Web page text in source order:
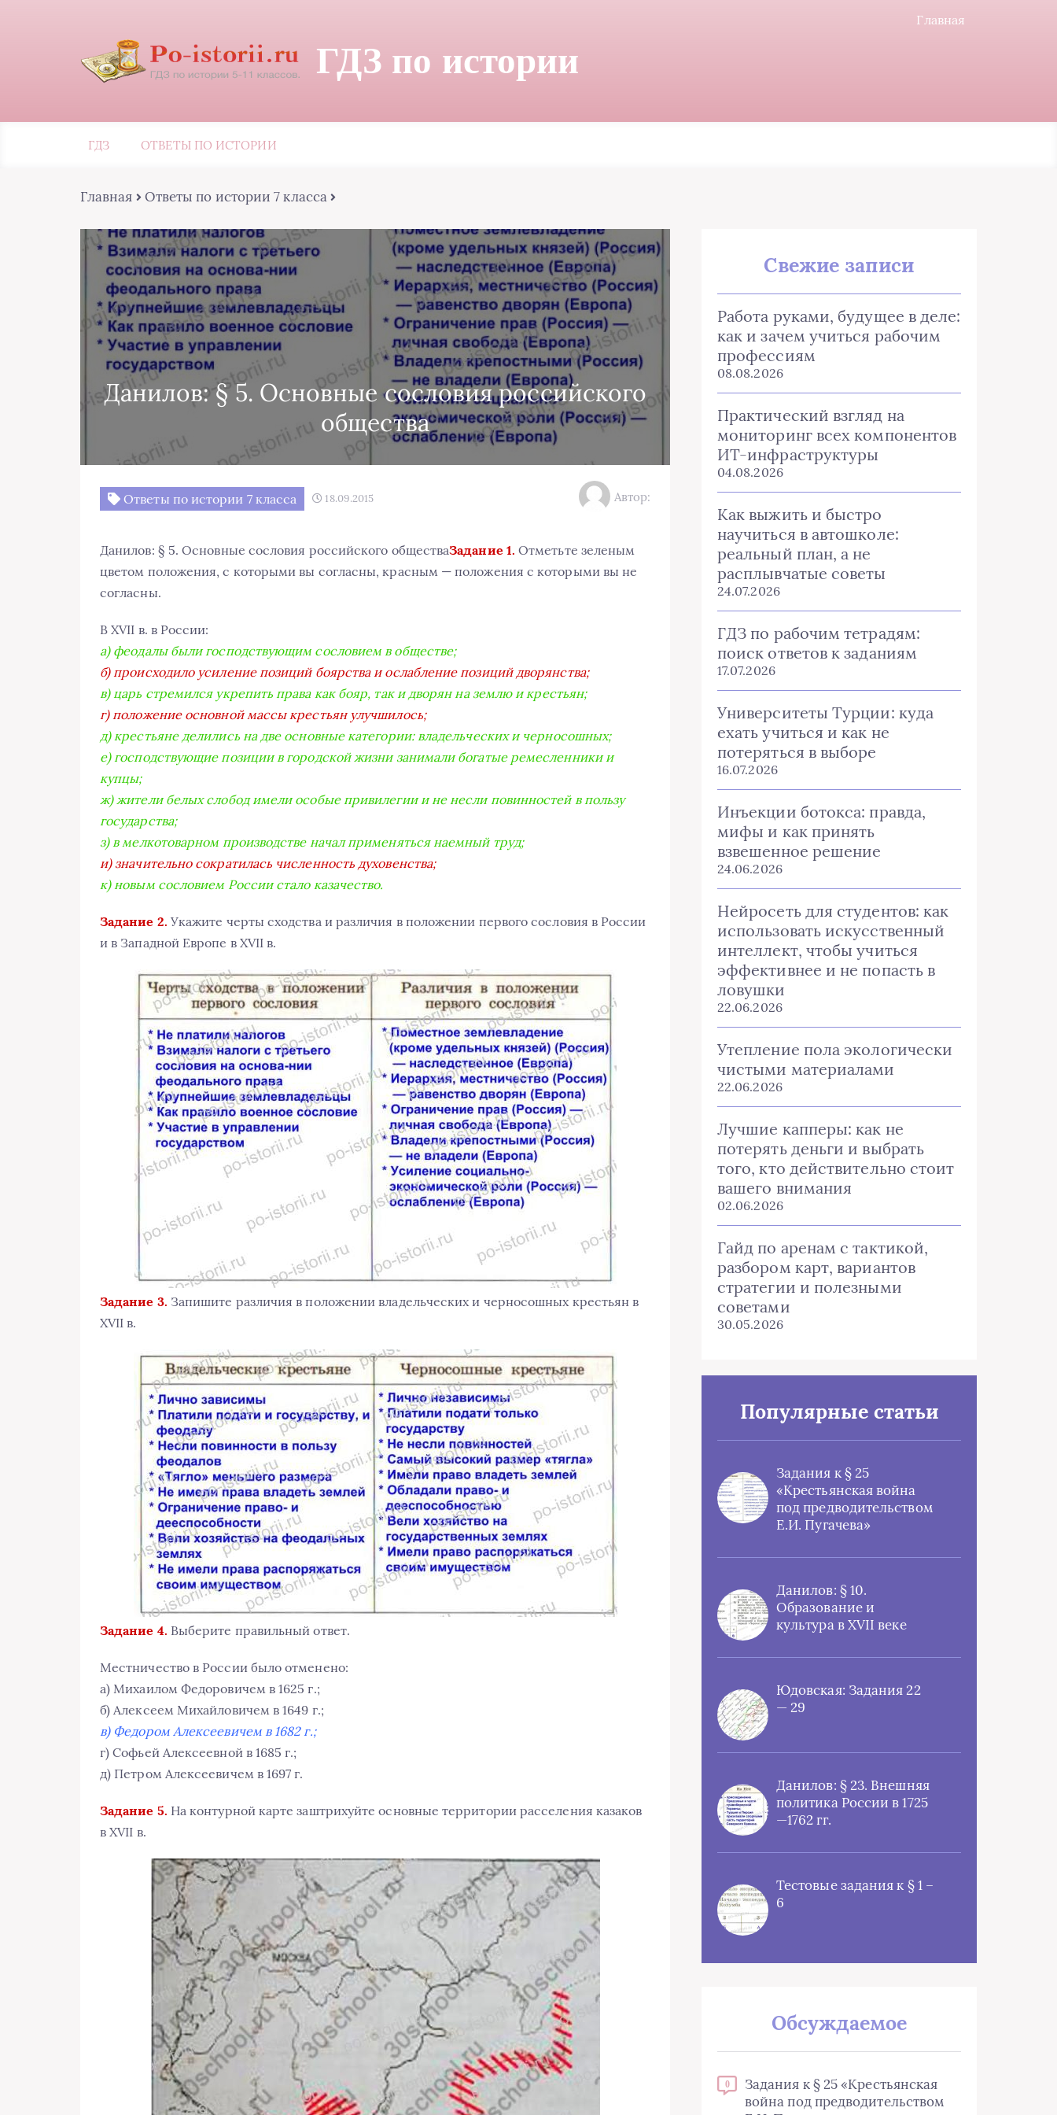
Главная
ГДЗ по истории
ГДЗ ОТВЕТЫ ПО ИСТОРИИ
Главная Ответы по истории 7 класса
Данилов: § 5. Основные сословия российского
общества
Ответы по истории 7 класса 18.09.2015 Автор:
Данилов: § 5. Основные сословия российского обществаЗадание 1. Отметьте зеленым
цветом положения, с которыми вы согласны, красным — положения с которыми вы не
согласны.
В XVII в. в России:
а) феодалы были господствующим сословием в обществе;
б) происходило усиление позиций боярства и ослабление позиций дворянства;
в) царь стремился укрепить права как бояр, так и дворян на землю и крестьян;
г) положение основной массы крестьян улучшилось;
д) крестьяне делились на две основные категории: владельческих и черносошных;
е) господствующие позиции в городской жизни занимали богатые ремесленники и
купцы;
ж) жители белых слобод имели особые привилегии и не несли повинностей в пользу
государства;
з) в мелкотоварном производстве начал применяться наемный труд;
и) значительно сократилась численность духовенства;
к) новым сословием России стало казачество.
Задание 2. Укажите черты сходства и различия в положении первого сословия в России
и в Западной Европе в XVII в.
Задание 3. Запишите различия в положении владельческих и черносошных крестьян в
XVII в.
Задание 4. Выберите правильный ответ.
Местничество в России было отменено:
а) Михаилом Федоровичем в 1625 г.;
б) Алексеем Михайловичем в 1649 г.;
в) Федором Алексеевичем в 1682 г.;
г) Софьей Алексеевной в 1685 г.;
д) Петром Алексеевичем в 1697 г.
Задание 5. На контурной карте заштрихуйте основные территории расселения казаков
в ХVII в.
Свежие записи
Работа руками, будущее в деле:
как и зачем учиться рабочим
профессиям
08.08.2026
Практический взгляд на
мониторинг всех компонентов
ИТ-инфраструктуры
04.08.2026
Как выжить и быстро
научиться в автошколе:
реальный план, а не
расплывчатые советы
24.07.2026
ГДЗ по рабочим тетрадям:
поиск ответов к заданиям
17.07.2026
Университеты Турции: куда
ехать учиться и как не
потеряться в выборе
16.07.2026
Инъекции ботокса: правда,
мифы и как принять
взвешенное решение
24.06.2026
Нейросеть для студентов: как
использовать искусственный
интеллект, чтобы учиться
эффективнее и не попасть в
ловушки
22.06.2026
Утепление пола экологически
чистыми материалами
22.06.2026
Лучшие капперы: как не
потерять деньги и выбрать
того, кто действительно стоит
вашего внимания
02.06.2026
Гайд по аренам с тактикой,
разбором карт, вариантов
стратегии и полезными
советами
30.05.2026
Популярные статьи
Задания к § 25
«Крестьянская война
под предводительством
Е.И. Пугачева»
Данилов: § 10.
Образование и
культура в XVII веке
Юдовская: Задания 22
— 29
Данилов: § 23. Внешняя
политика России в 1725
—1762 гг.
Тестовые задания к § 1 –
6
Обсуждаемое
0
Задания к § 25 «Крестьянская
война под предводительством